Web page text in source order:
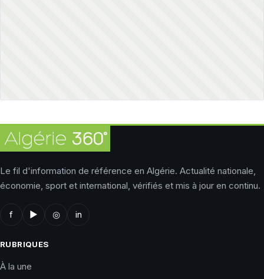
Le fil d'information de référence en Algérie. Actualité nationale,
économie, sport et international, vérifiés et mis à jour en continu.
f ▶ ◎ in
RUBRIQUES
À la une